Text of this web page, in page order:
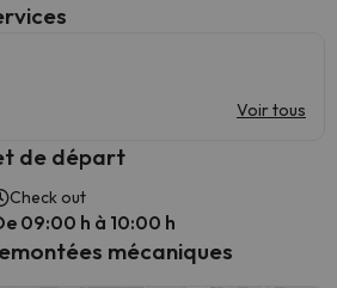
Voir tous
de départ
Check out
09:00 h à 10:00 h
mécaniques